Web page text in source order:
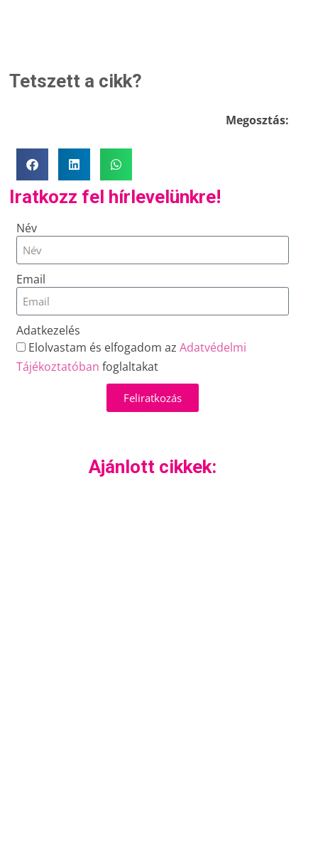
Tetszett a cikk?
Megosztás:
Iratkozz fel hírlevelünkre!
Név
Email
Adatkezelés
Elolvastam és elfogadom azAdatvédelmi
Tájékoztatóban foglaltakat
Feliratkozás
Ajánlott cikkek: